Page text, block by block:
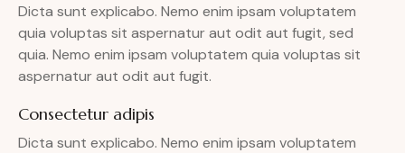
Dicta sunt explicabo. Nemo enim ipsam voluptatem
quia voluptas sit aspernatur aut odit aut fugit, sed
quia. Nemo enim ipsam voluptatem quia voluptas sit
aspernatur aut odit aut fugit.
Consectetur adipis
Dicta sunt explicabo. Nemo enim ipsam voluptatem